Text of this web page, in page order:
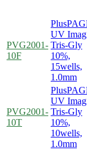
PVG2001-
10F
UV
Tris-Gly
10%,
15wells,
1.0mm
PVG2001-
10T
UV
Tris-Gly
10%,
10wells,
1.0mm